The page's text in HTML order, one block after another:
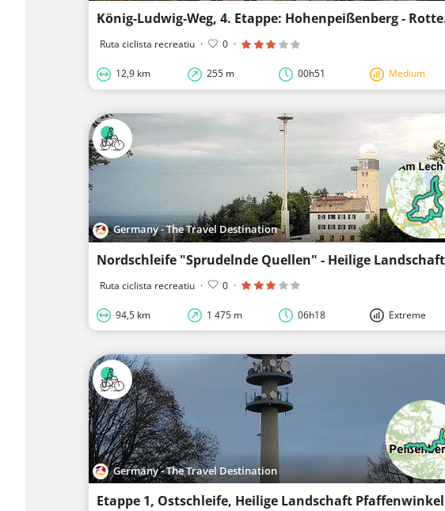
Ruta ciclista recreatiu · 0 ·
12,9 km 255 m 00h51 Medium
Germany - The Travel Destination
Ruta ciclista recreatiu · 0 ·
94,5 km 1 475 m 06h18 Extreme
Germany - The Travel Destination